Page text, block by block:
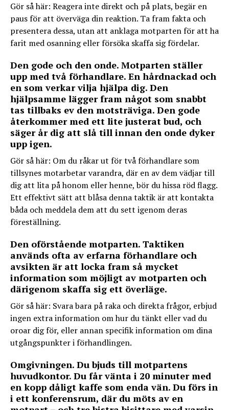
Gör så här: Reagera inte direkt och på plats, begär en
paus för att överväga din reaktion. Ta fram fakta och
presentera dessa, utan att anklaga motparten för att ha
farit med osanning eller försöka skaffa sig fördelar.
Den gode och den onde. Motparten ställer
upp med två förhandlare. En hårdnackad och
en som verkar vilja hjälpa dig. Den
hjälpsamme lägger fram något som snabbt
tas tillbaks ev den motsträviga. Den gode
återkommer med ett lite justerat bud, och
säger år dig att slå till innan den onde dyker
upp igen.
Gör så här: Om du råkar ut för två förhandlare som
tillsynes motarbetar varandra, där en av dem vädjar till
dig att lita på honom eller henne, bör du hissa röd flagg.
Ett effektivt sätt att blåsa denna taktik är att kontakta
båda och meddela dem att du sett igenom deras
föreställning.
Den oförstående motparten. Taktiken
används ofta av erfarna förhandlare och
avsikten är att locka fram så mycket
information som möjligt av motparten och
därigenom skaffa sig ett överläge.
Gör så här: Svara bara på raka och direkta frågor, erbjud
ingen extra information om hur du tänkt eller vad du
oroar dig för, eller annan specifik information om dina
utgångspunkter i förhandlingen.
Omgivningen. Du bjuds till motpartens
huvudkontor. Du får vänta i 20 minuter med
en kopp dåligt kaffe som enda vän. Du förs in
i ett konferensrum, där du möts av en